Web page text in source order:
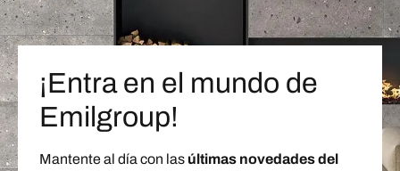
¡Entra en el mundo de
Emilgroup!
Mantente al día con las últimas novedades del